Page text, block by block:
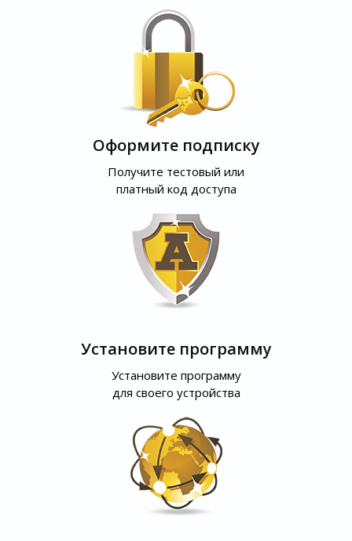
Оформите подписку
Получите тестовый или
платный код доступа
Установите программу
Установите программу
для своего устройства